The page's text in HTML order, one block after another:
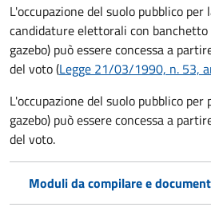
L'occupazione del suolo pubblico
candidature elettorali con banchetto
gazebo) può essere concessa a
del voto (Legge 21/03/1990, n. 53,
L'occupazione del suolo pubblico per
gazebo) può essere concessa a
del voto.
Moduli da compilare e